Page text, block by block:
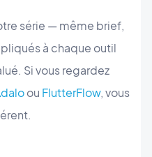
série — même brief,
à chaque outil
Si vous regardez
ou FlutterFlow, vous